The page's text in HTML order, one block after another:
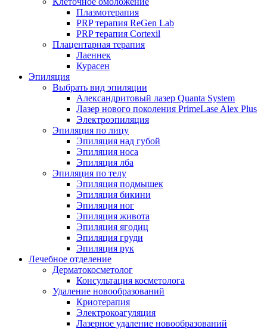
Плазмотерапия
PRP терапия ReGen Lab
PRP терапия Cortexil
Плацентарная терапия
Лаеннек
Курасен
Эпиляция
Выбрать вид эпиляции
Александритовый лазер Quanta System
Лазер нового поколения PrimeLase Alex Plus
Электроэпиляция
Эпиляция по лицу
Эпиляция над губой
Эпиляция носа
Эпиляция лба
Эпиляция по телу
Эпиляция подмышек
Эпиляция бикини
Эпиляция ног
Эпиляция живота
Эпиляция ягодиц
Эпиляция груди
Эпиляция рук
Лечебное отделение
Дерматокосметолог
Консультация косметолога
Удаление новообразований
Криотерапия
Электрокоагуляция
Лазерное удаление новообразований